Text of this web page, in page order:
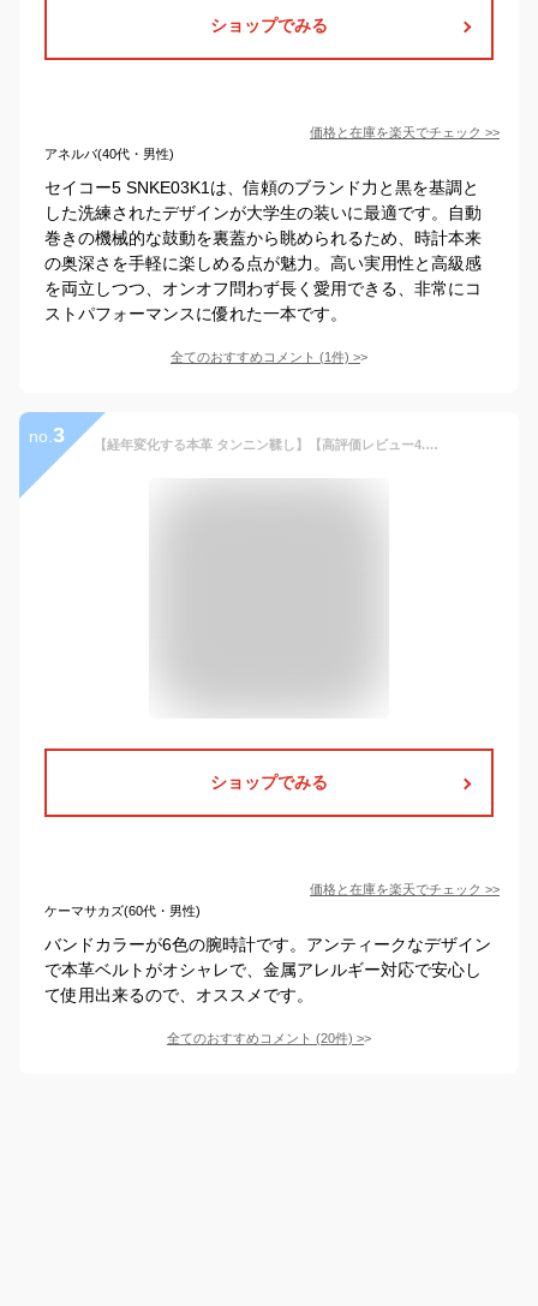
ショップでみる
価格と在庫を楽天でチェック >>
アネルバ(40代・男性)
セイコー5 SNKE03K1は、信頼のブランド力と黒を基調と
した洗練されたデザインが大学生の装いに最適です。自動
巻きの機械的な鼓動を裏蓋から眺められるため、時計本来
の奥深さを手軽に楽しめる点が魅力。高い実用性と高級感
を両立しつつ、オンオフ問わず長く愛用できる、非常にコ
ストパフォーマンスに優れた一本です。
全てのおすすめコメント (1件) >
no. 3 【経年変化する本革 タンニン鞣し】【高評価レビュー4.72点】アンティーク 腕時計 レディース メンズ Japanレザー 男女兼用 本革【金属アレルギー対応】 革ベルト 革 バンド 防水 おしゃれ 誕生日 プレゼント 時計 牛革 oldclock【即日発送】
ショップでみる
価格と在庫を楽天でチェック >>
ケーマサカズ(60代・男性)
バンドカラーが6色の腕時計です。アンティークなデザイン
で本革ベルトがオシャレで、金属アレルギー対応で安心し
て使用出来るので、オススメです。
全てのおすすめコメント (20件) >